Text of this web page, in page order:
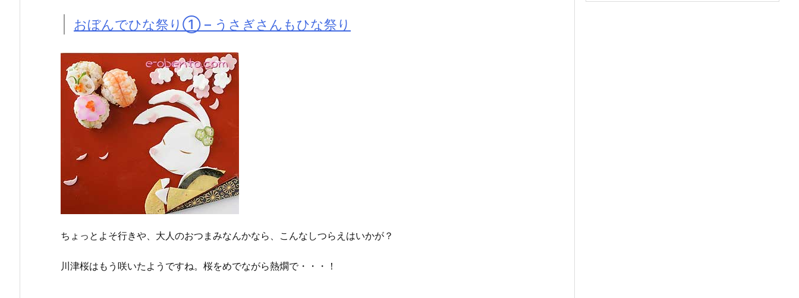
おぼんでひな祭り① – うさぎさんもひな祭り
ちょっとよそ行きや、大人のおつまみなんかなら、こんなしつらえはいかが？
川津桜はもう咲いたようですね。桜をめでながら熱燗で・・・！